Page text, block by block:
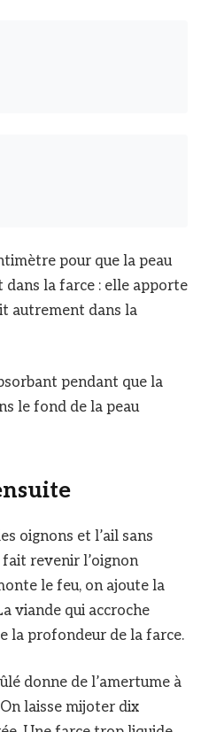
pour que la peau
la farce : elle apporte
autrement dans la
pendant que la
le fond de la peau
oignons et l’ail sans
revenir l’oignon
le feu, on ajoute la
viande qui accroche
la profondeur de la farce.
donne de l’amertume à
laisse mijoter dix